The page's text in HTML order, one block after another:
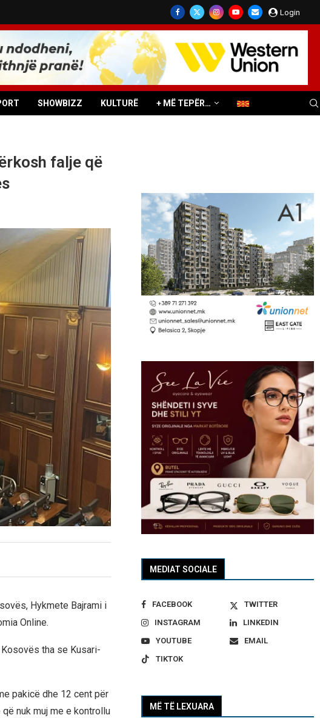
Login
SHOWBIZZ KULTURË + MË TEPËR…
falje që
Hykmete Bajrami i
Online.
tha se Kusari-
pakicë dhe 12 cent për
nuk muj me e kontrollu
MEDIAT SOCIALE
FACEBOOK
TWITTER
INSTAGRAM
LINKEDIN
YOUTUBE
EMAIL
TIKTOK
MË TË LEXUARA